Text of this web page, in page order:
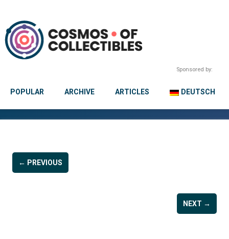
Sponsored by:
POPULAR ARCHIVE ARTICLES DEUTSCH
← PREVIOUS
NEXT →